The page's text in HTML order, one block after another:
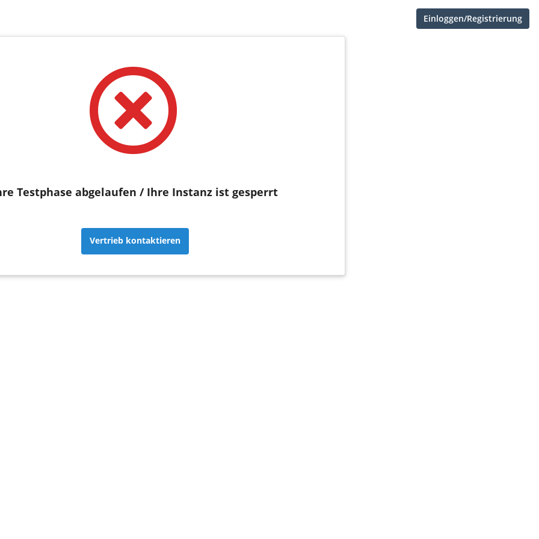
Einloggen/Registrierung
Testphase abgelaufen / Ihre Instanz ist gesperrt
Vertrieb kontaktieren